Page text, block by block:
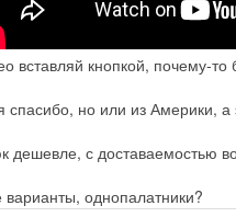
вставляй кнопкой, почему-
спасибо, но или из Америки,
дешевле, с доставаемостью
однопалатники?